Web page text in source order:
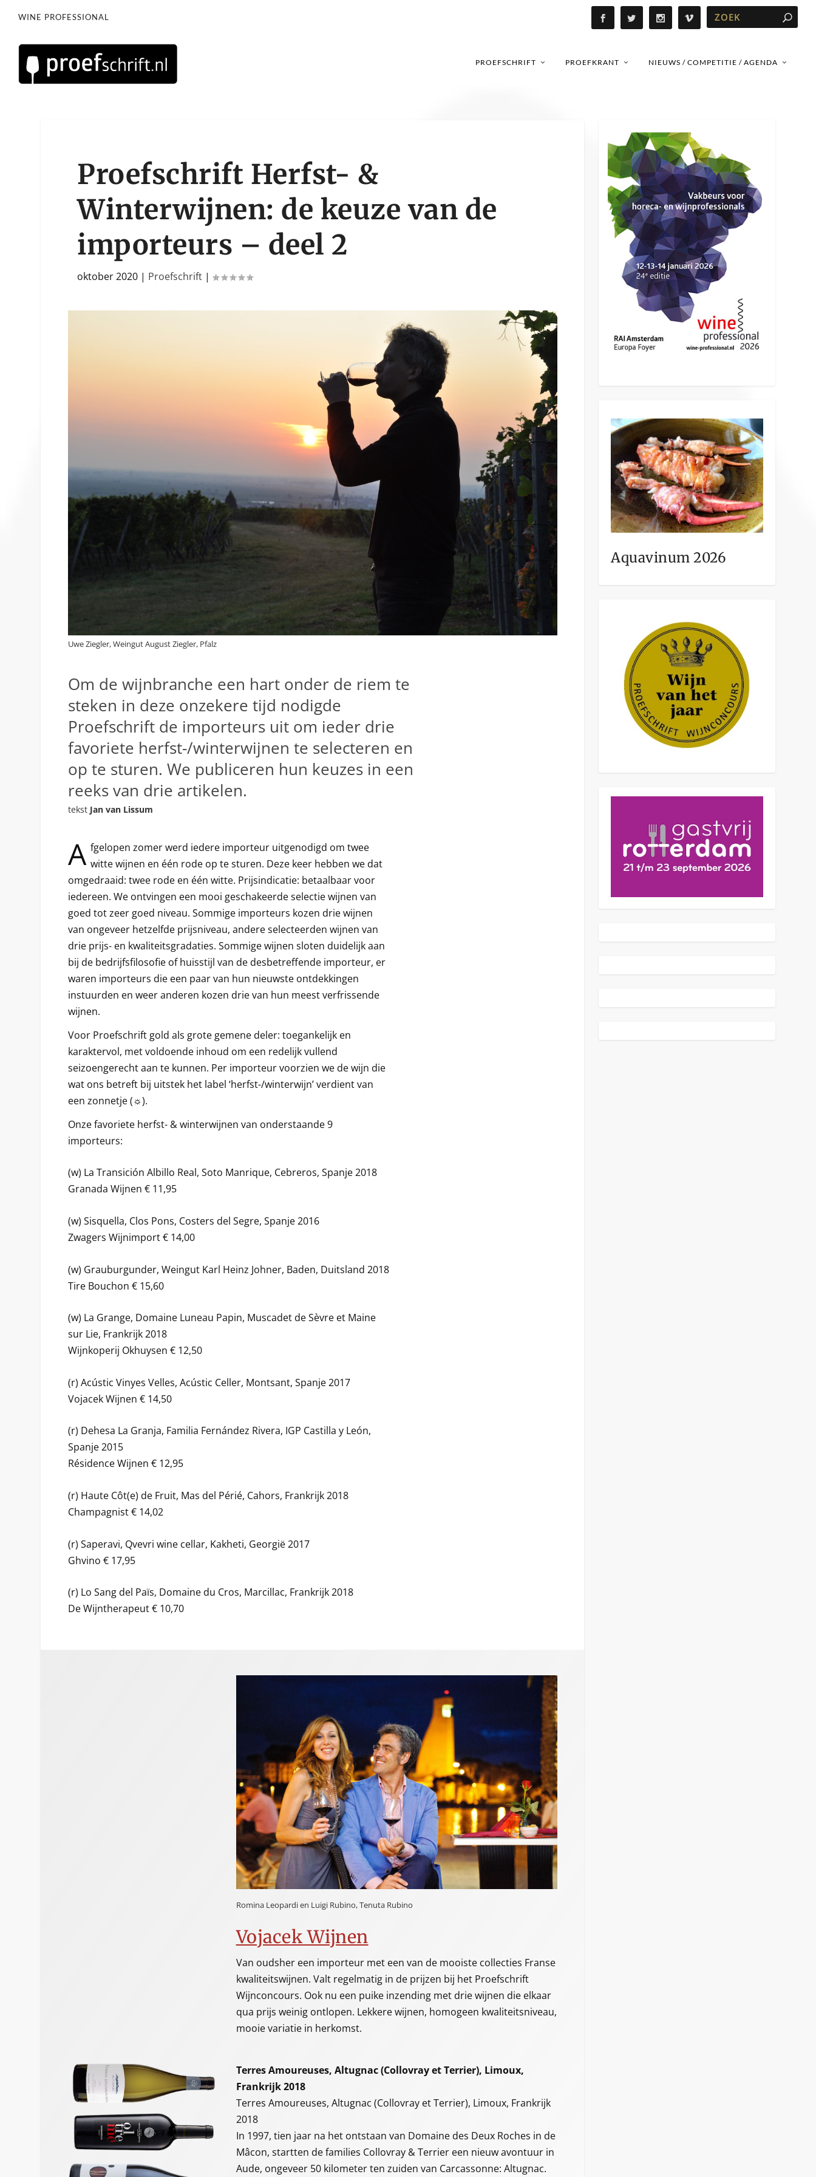
WINE PROFESSIONAL
PROEFSCHRIFT PROEFKRANT NIEUWS / COMPETITIE / AGENDA
Proefschrift Herfst- &
Winterwijnen: de keuze van de
importeurs – deel 2
oktober 2020 | Proefschrift |
Uwe Ziegler, Weingut August Ziegler, Pfalz
Om de wijnbranche een hart onder de riem te
steken in deze onzekere tijd nodigde
Proefschrift de importeurs uit om ieder drie
favoriete herfst-/winterwijnen te selecteren en
op te sturen. We publiceren hun keuzes in een
reeks van drie artikelen.
tekst Jan van Lissum
A fgelopen zomer werd iedere importeur uitgenodigd om twee
witte wijnen en één rode op te sturen. Deze keer hebben we dat
omgedraaid: twee rode en één witte. Prijsindicatie: betaalbaar voor
iedereen. We ontvingen een mooi geschakeerde selectie wijnen van
goed tot zeer goed niveau. Sommige importeurs kozen drie wijnen
van ongeveer hetzelfde prijsniveau, andere selecteerden wijnen van
drie prijs- en kwaliteitsgradaties. Sommige wijnen sloten duidelijk aan
bij de bedrijfsfilosofie of huisstijl van de desbetreffende importeur, er
waren importeurs die een paar van hun nieuwste ontdekkingen
instuurden en weer anderen kozen drie van hun meest verfrissende
wijnen.
Voor Proefschrift gold als grote gemene deler: toegankelijk en
karaktervol, met voldoende inhoud om een redelijk vullend
seizoengerecht aan te kunnen. Per importeur voorzien we de wijn die
wat ons betreft bij uitstek het label ‘herfst-/winterwijn’ verdient van
een zonnetje (☼).
Onze favoriete herfst- & winterwijnen van onderstaande 9
importeurs:
(w) La Transición Albillo Real, Soto Manrique, Cebreros, Spanje 2018
Granada Wijnen € 11,95
(w) Sisquella, Clos Pons, Costers del Segre, Spanje 2016
Zwagers Wijnimport € 14,00
(w) Grauburgunder, Weingut Karl Heinz Johner, Baden, Duitsland 2018
Tire Bouchon € 15,60
(w) La Grange, Domaine Luneau Papin, Muscadet de Sèvre et Maine
sur Lie, Frankrijk 2018
Wijnkoperij Okhuysen € 12,50
(r) Acústic Vinyes Velles, Acústic Celler, Montsant, Spanje 2017
Vojacek Wijnen € 14,50
(r) Dehesa La Granja, Familia Fernández Rivera, IGP Castilla y León,
Spanje 2015
Résidence Wijnen € 12,95
(r) Haute Côt(e) de Fruit, Mas del Périé, Cahors, Frankrijk 2018
Champagnist € 14,02
(r) Saperavi, Qvevri wine cellar, Kakheti, Georgië 2017
Ghvino € 17,95
(r) Lo Sang del Païs, Domaine du Cros, Marcillac, Frankrijk 2018
De Wijntherapeut € 10,70
Romina Leopardi en Luigi Rubino, Tenuta Rubino
Vojacek Wijnen
Van oudsher een importeur met een van de mooiste collecties Franse
kwaliteitswijnen. Valt regelmatig in de prijzen bij het Proefschrift
Wijnconcours. Ook nu een puike inzending met drie wijnen die elkaar
qua prijs weinig ontlopen. Lekkere wijnen, homogeen kwaliteitsniveau,
mooie variatie in herkomst.
Terres Amoureuses, Altugnac (Collovray et Terrier), Limoux,
Frankrijk 2018
Terres Amoureuses, Altugnac (Collovray et Terrier), Limoux, Frankrijk
2018
In 1997, tien jaar na het ontstaan van Domaine des Deux Roches in de
Mâcon, startten de families Collovray & Terrier een nieuw avontuur in
Aude, ongeveer 50 kilometer ten zuiden van Carcassonne: Altugnac.
Aquavinum 2026